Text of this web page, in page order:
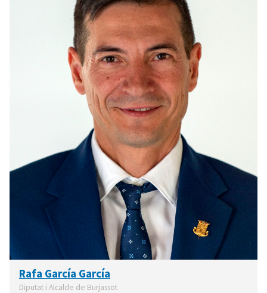
Rafa García García
Diputat i Alcalde de Burjassot